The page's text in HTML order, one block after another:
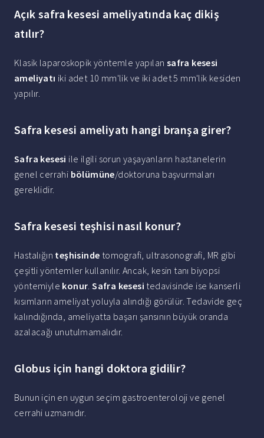
Açık safra kesesi ameliyatında kaç dikiş
atılır?
Klasik laparoskopik yöntemle yapılan safra kesesi
ameliyatı iki adet 10 mm'lik ve iki adet 5 mm'lik kesiden
yapılır.
Safra kesesi ameliyatı hangi branşa girer?
Safra kesesi ile ilgili sorun yaşayanların hastanelerin
genel cerrahi bölümüne/doktoruna başvurmaları
gereklidir.
Safra kesesi teşhisi nasıl konur?
Hastalığın teşhisinde tomografi, ultrasonografi, MR gibi
çeşitli yöntemler kullanılır. Ancak, kesin tanı biyopsi
yöntemiyle konur.Safra kesesi tedavisinde ise kanserli
kısımların ameliyat yoluyla alındığı görülür. Tedavide geç
kalındığında, ameliyatta başarı şansının büyük oranda
azalacağı unutulmamalıdır.
Globus için hangi doktora gidilir?
Bunun için en uygun seçim gastroenteroloji ve genel
cerrahi uzmanıdır.